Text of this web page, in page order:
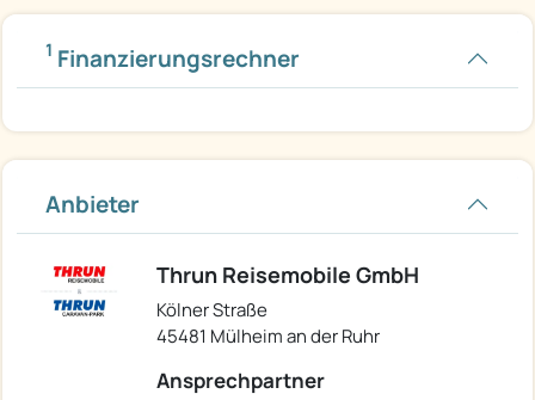
1 Finanzierungsrechner
Anbieter
Thrun Reisemobile GmbH
Kölner Straße
45481 Mülheim an der Ruhr
Ansprechpartner